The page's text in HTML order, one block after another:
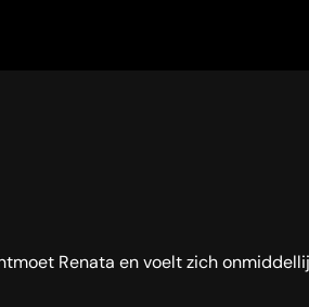
Renata en voelt zich